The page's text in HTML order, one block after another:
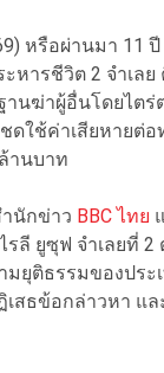
หรือผ่านมา 11
ารชีวิต 2 จำเลย
านฆ่าผู้อื่นโดยไตร่
ดใช้ค่าเสียหายต่
านบาท
นักข่าว BBC ไทย
รลี ยูซุฟ จำเลยที่
มยุติธรรมของประ
เสธข้อกล่าวหา แ